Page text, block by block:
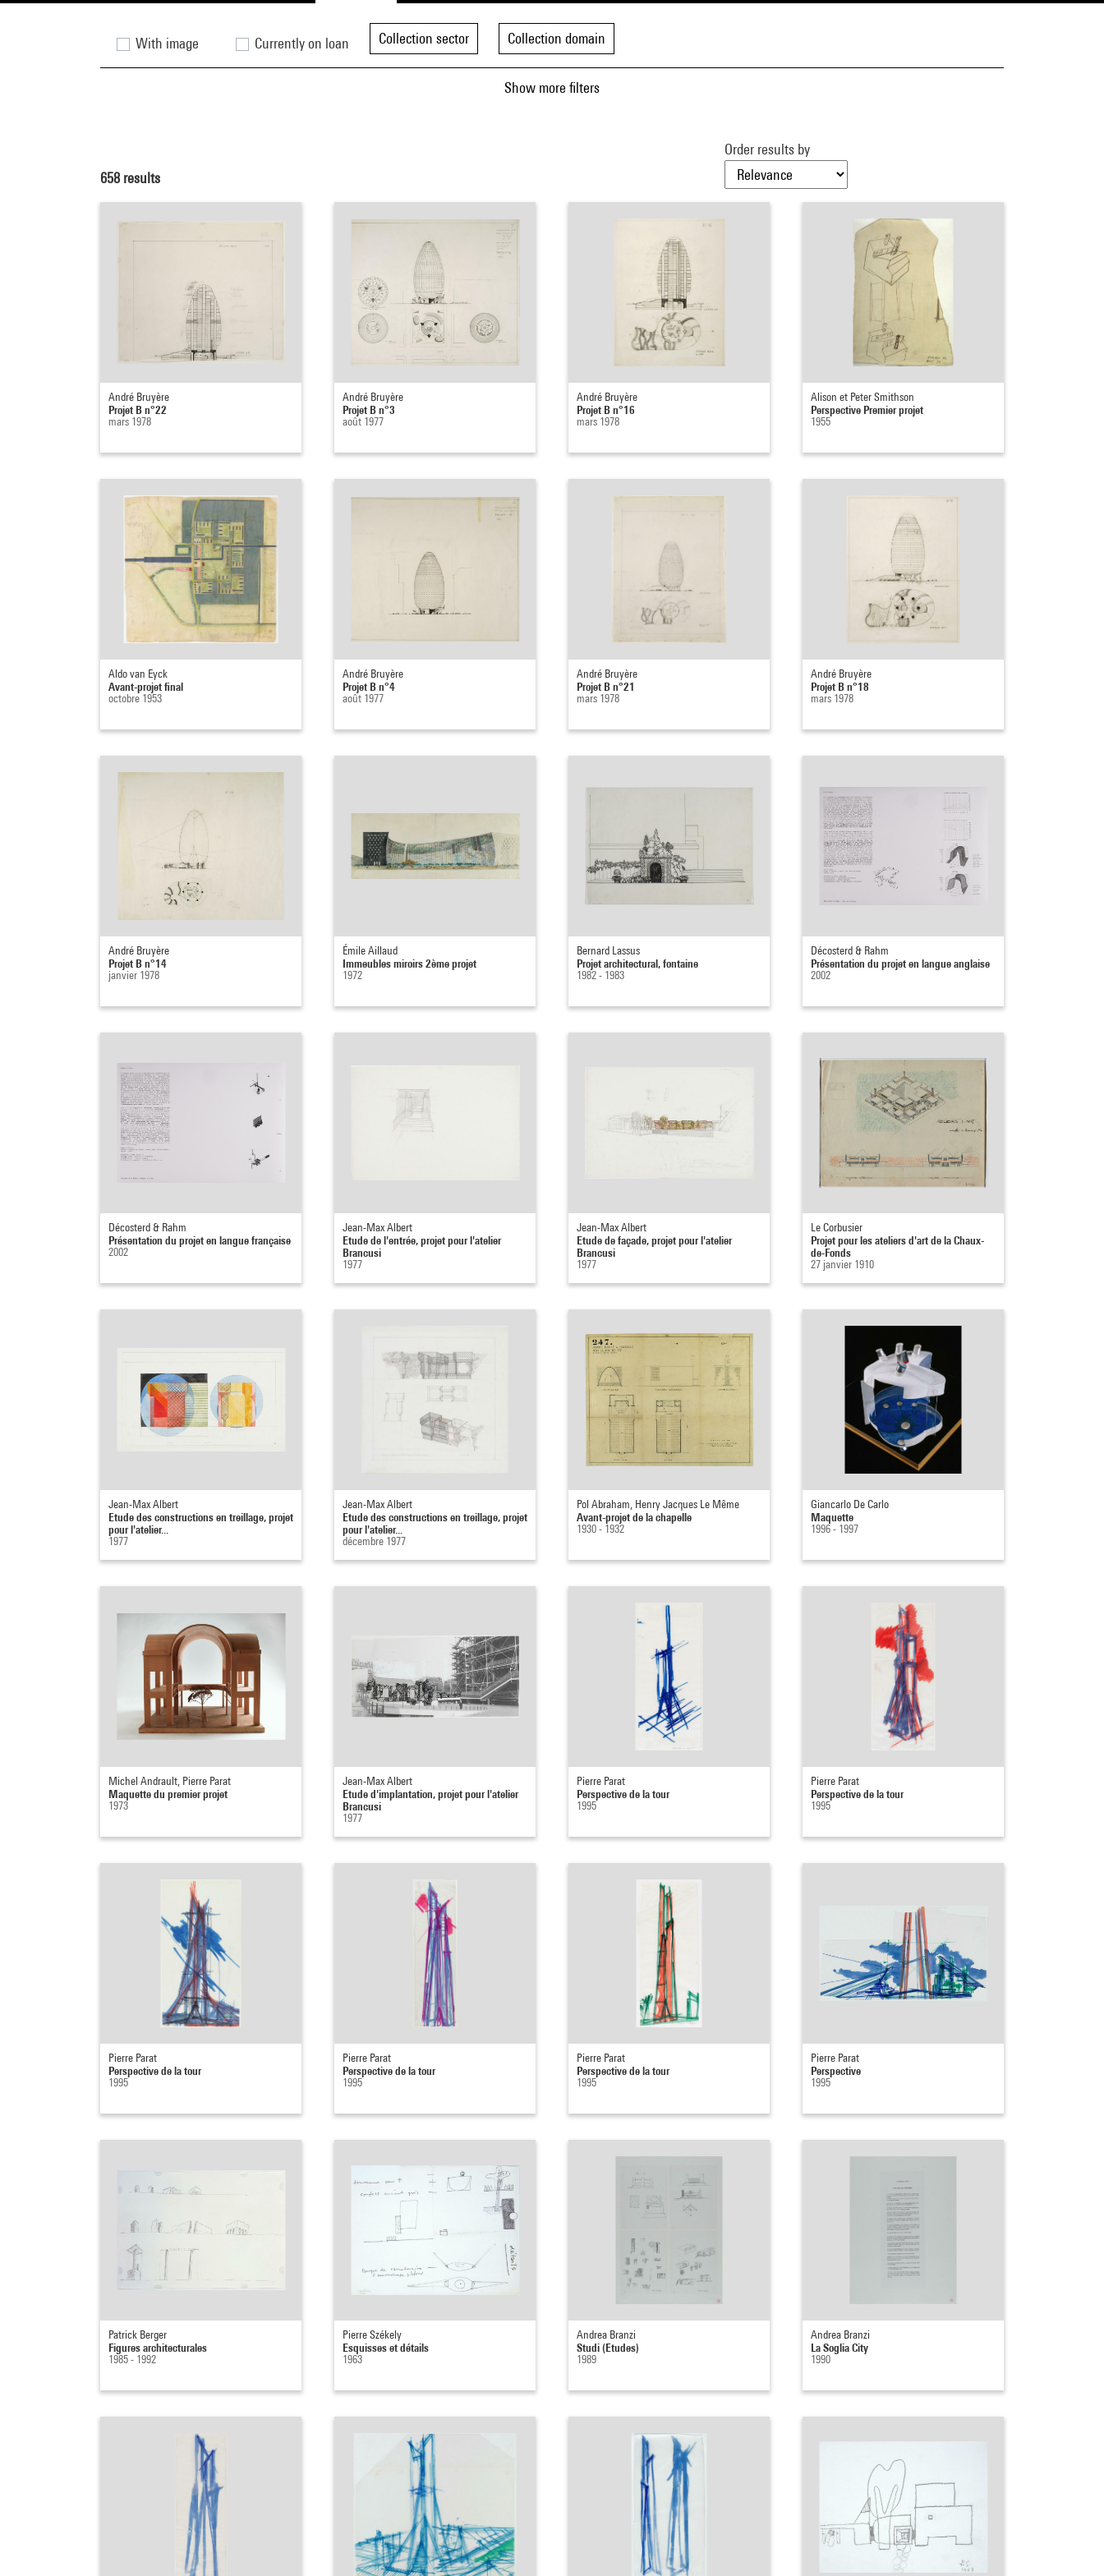
With image Currently on loan Collection sector Collection domain
Show more filters
658 results
Order results by
André Bruyère
Projet B n°22
mars 1978
André Bruyère
Projet B n°3
août 1977
André Bruyère
Projet B n°16
mars 1978
Alison et Peter Smithson
Perspective Premier projet
1955
Aldo van Eyck
Avant-projet final
octobre 1953
André Bruyère
Projet B n°4
août 1977
André Bruyère
Projet B n°21
mars 1978
André Bruyère
Projet B n°18
mars 1978
André Bruyère
Projet B n°14
janvier 1978
Émile Aillaud
Immeubles miroirs 2ème projet
1972
Bernard Lassus
Projet architectural, fontaine
1982 - 1983
Décosterd & Rahm
Présentation du projet en langue anglaise
2002
Décosterd & Rahm
Présentation du projet en langue française
2002
Jean-Max Albert
Etude de l'entrée, projet pour l'atelier
Brancusi
1977
Jean-Max Albert
Etude de façade, projet pour l'atelier
Brancusi
1977
Le Corbusier
Projet pour les ateliers d'art de la Chaux-
de-Fonds
27 janvier 1910
Jean-Max Albert
Etude des constructions en treillage, projet
pour l'atelier...
1977
Jean-Max Albert
Etude des constructions en treillage, projet
pour l'atelier...
décembre 1977
Pol Abraham, Henry Jacques Le Même
Avant-projet de la chapelle
1930 - 1932
Giancarlo De Carlo
Maquette
1996 - 1997
Michel Andrault, Pierre Parat
Maquette du premier projet
1973
Jean-Max Albert
Etude d'implantation, projet pour l'atelier
Brancusi
1977
Pierre Parat
Perspective de la tour
1995
Pierre Parat
Perspective de la tour
1995
Pierre Parat
Perspective de la tour
1995
Pierre Parat
Perspective de la tour
1995
Pierre Parat
Perspective de la tour
1995
Pierre Parat
Perspective
1995
Patrick Berger
Figures architecturales
1985 - 1992
Pierre Székely
Esquisses et détails
1963
Andrea Branzi
Studi (Etudes)
1989
Andrea Branzi
La Soglia City
1990